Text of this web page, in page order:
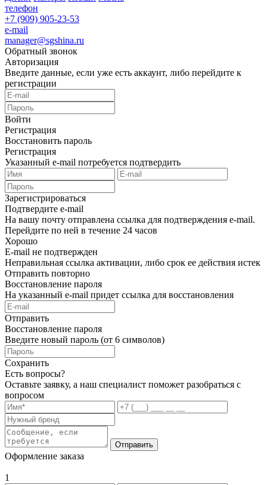
телефон
+7 (909) 905-23-53
e-mail
manager@sgshina.ru
Обратный звонок
Авторизация
Введите данные, если уже есть аккаунт, либо перейдите к
регистрации
Войти
Регистрация
Восстановить пароль
Регистрация
Указанный e-mail потребуется подтвердить
Зарегистрироваться
Подтвердите e-mail
На вашу почту отправлена ссылка для подтверждения e-mail.
Перейдите по ней в течение 24 часов
Хорошо
E-mail не подтвержден
Неправильная ссылка активации, либо срок ее действия истек
Отправить повторно
Восстановление пароля
На указанный e-mail придет ссылка для восстановления
Отправить
Восстановление пароля
Введите новый пароль (от 6 символов)
Сохранить
Есть вопросы?
Оставьте заявку, а наш специалист поможет разобраться с
вопросом
Отправить
Оформление заказа
1